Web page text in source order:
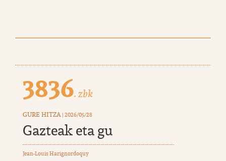
3836. zbk
GURE HITZA | 2026/05/28
Gazteak eta gu
Jean-Louis Harignordoquy